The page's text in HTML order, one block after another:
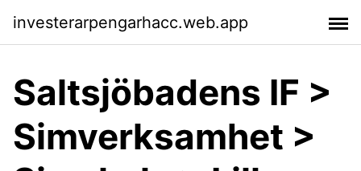
investerarpengarhacc.web.app
Saltsjöbadens IF >
Simverksamhet >